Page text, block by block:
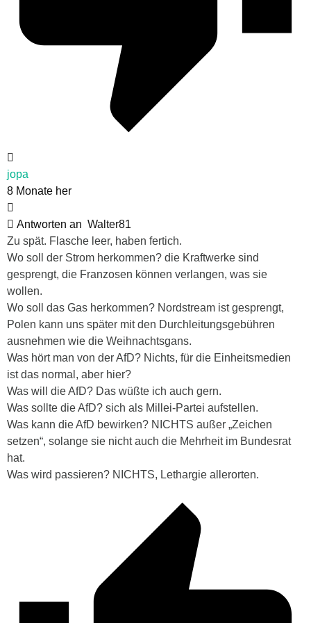
jopa
8 Monate her
Antworten an Walter81
Zu spät. Flasche leer, haben fertich.
Wo soll der Strom herkommen? die Kraftwerke sind
gesprengt, die Franzosen können verlangen, was sie
wollen.
Wo soll das Gas herkommen? Nordstream ist gesprengt,
Polen kann uns später mit den Durchleitungsgebühren
ausnehmen wie die Weihnachtsgans.
Was hört man von der AfD? Nichts, für die Einheitsmedien
ist das normal, aber hier?
Was will die AfD? Das wüßte ich auch gern.
Was sollte die AfD? sich als Millei-Partei aufstellen.
Was kann die AfD bewirken? NICHTS außer „Zeichen
setzen“, solange sie nicht auch die Mehrheit im Bundesrat
hat.
Was wird passieren? NICHTS, Lethargie allerorten.